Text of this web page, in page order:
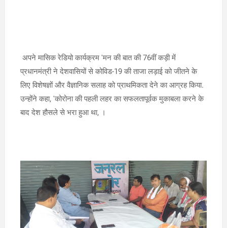
अपने मासिक रेडियो कार्यक्रम 'मन की बात की 76वीं कड़ी में
प्रधानमंत्री ने देशवासियों से कोविड-19 की ताजा लड़ाई को जीतने के
लिए विशेषज्ञों और वैज्ञानिक सलाह को प्राथमिकता देने का आग्रह किया.
उन्होंने कहा, 'कोरोना की पहली लहर का सफलतापूर्वक मुकाबला करने के
बाद देश हौसले से भरा हुआ था, ।